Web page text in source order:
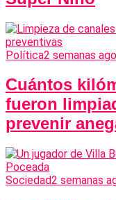
Política2 semanas ago
Cuántos
fueron
prevenir
Sociedad2 semanas